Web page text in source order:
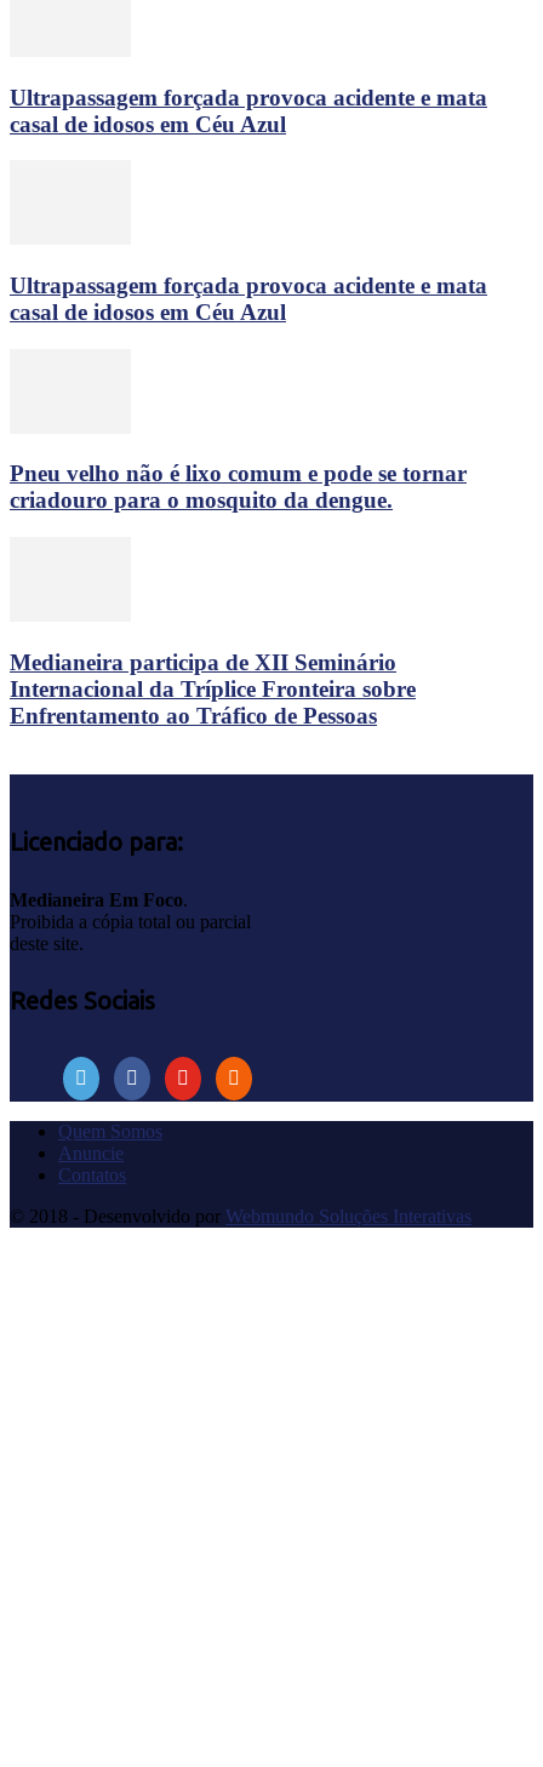
Ultrapassagem forçada provoca acidente e mata
casal de idosos em Céu Azul
Ultrapassagem forçada provoca acidente e mata
casal de idosos em Céu Azul
Pneu velho não é lixo comum e pode se tornar
criadouro para o mosquito da dengue.
Medianeira participa de XII Seminário
Internacional da Tríplice Fronteira sobre
Enfrentamento ao Tráfico de Pessoas
Licenciado para:
Medianeira Em Foco.
Proibida a cópia total ou parcial
deste site.
Redes Sociais
Quem Somos
Anuncie
Contatos
© 2018 - Desenvolvido por Webmundo Soluções Interativas